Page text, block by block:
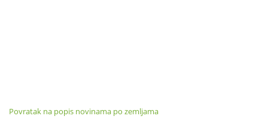
Povratak na popis novinama po zemljama